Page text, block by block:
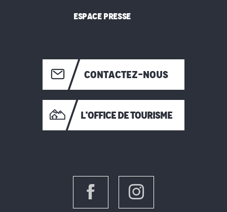
ESPACE PRESSE
CONTACTEZ-NOUS
L'OFFICE DE TOURISME